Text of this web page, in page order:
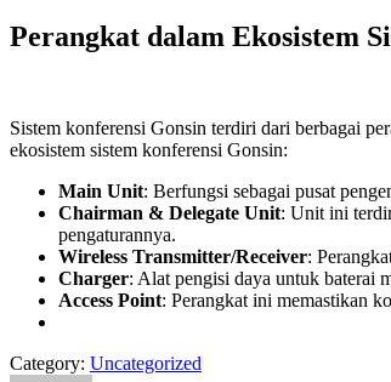
Perangkat dalam Ekosistem
Sistem konferensi Gonsin terdiri dari berbagai
ekosistem sistem konferensi Gonsin:
Main Unit: Berfungsi sebagai pusat
Chairman & Delegate Unit: Unit ini
pengaturannya.
Wireless Transmitter/Receiver:
Charger: Alat pengisi daya untuk baterai
Access Point: Perangkat ini memastikan
Category: Uncategorized